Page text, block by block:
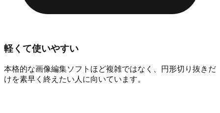
軽くて使いやすい
本格的な画像編集ソフトほど複雑ではなく、円形切り抜きだ
けを素早く終えたい人に向いています。